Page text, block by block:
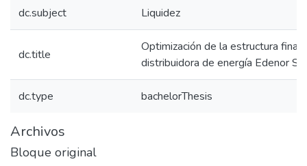
dc.subject Liquidez
dc.title
Optimización de la estructura
distribuidora de energía Edenor SA
dc.type bachelorThesis
Archivos
Bloque original